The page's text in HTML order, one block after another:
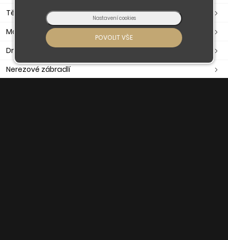
Těsnění dveřní, okenní, samolepící
Madla
Držáky madla
Nerezové zábradlí